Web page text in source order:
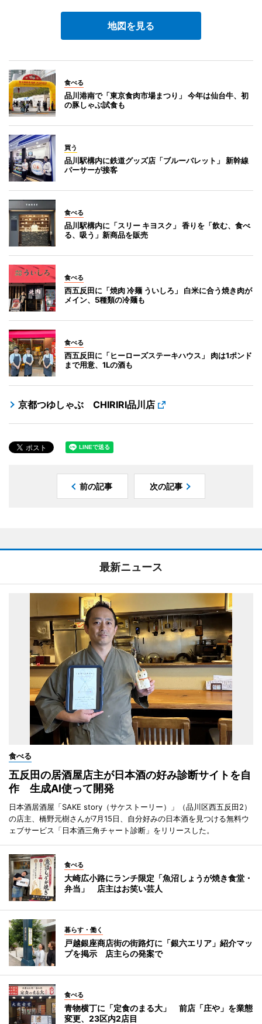
地図を見る
食べる
品川港南で「東京食肉市場まつり」 今年は仙台牛、初
の豚しゃぶ試食も
買う
品川駅構内に鉄道グッズ店「ブルーバレット」 新幹線
パーサーが接客
食べる
品川駅構内に「スリー キヨスク」 香りを「飲む、食べ
る、吸う」新商品を販売
食べる
西五反田に「焼肉 冷麺 ういしろ」 白米に合う焼き肉が
メイン、5種類の冷麺も
食べる
西五反田に「ヒーローズステーキハウス」 肉は1ポンド
まで用意、1Lの酒も
京都つゆしゃぶ CHIRIRI品川店
前の記事 次の記事
最新ニュース
食べる
五反田の居酒屋店主が日本酒の好み診断サイトを自
作 生成AI使って開発
日本酒居酒屋「SAKE story（サケストーリー）」（品川区西五反田2）
の店主、橋野元樹さんが7月15日、自分好みの日本酒を見つける無料ウ
ェブサービス「日本酒三角チャート診断」をリリースした。
食べる
大崎広小路にランチ限定「魚沼しょうが焼き食堂・
弁当」 店主はお笑い芸人
暮らす・働く
戸越銀座商店街の街路灯に「銀六エリア」紹介マッ
プを掲示 店主らの発案で
食べる
青物横丁に「定食のまる大」 前店「庄や」を業態
変更、23区内2店目